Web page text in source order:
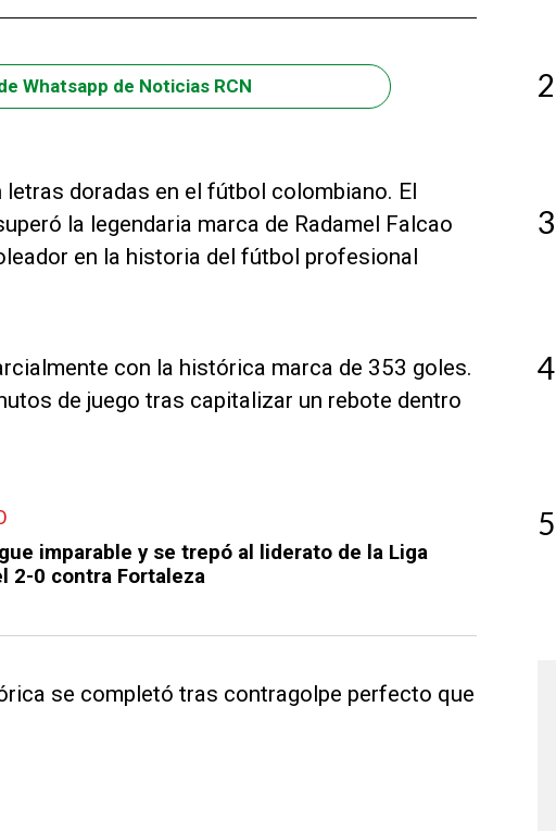
Whatsapp de Noticias RCN
doradas en el fútbol colombiano. El
la legendaria marca de Radamel Falcao
en la historia del fútbol profesional
con la histórica marca de 353 goles.
de juego tras capitalizar un rebote dentro
imparable y se trepó al liderato de la Liga
2-0 contra Fortaleza
se completó tras contragolpe perfecto que
2
3
4
5